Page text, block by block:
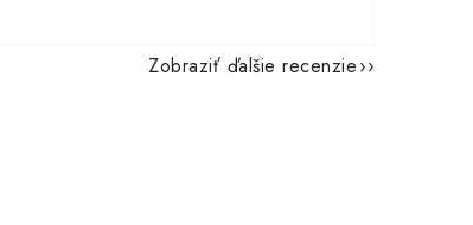
Zobraziť ďalšie recenzie